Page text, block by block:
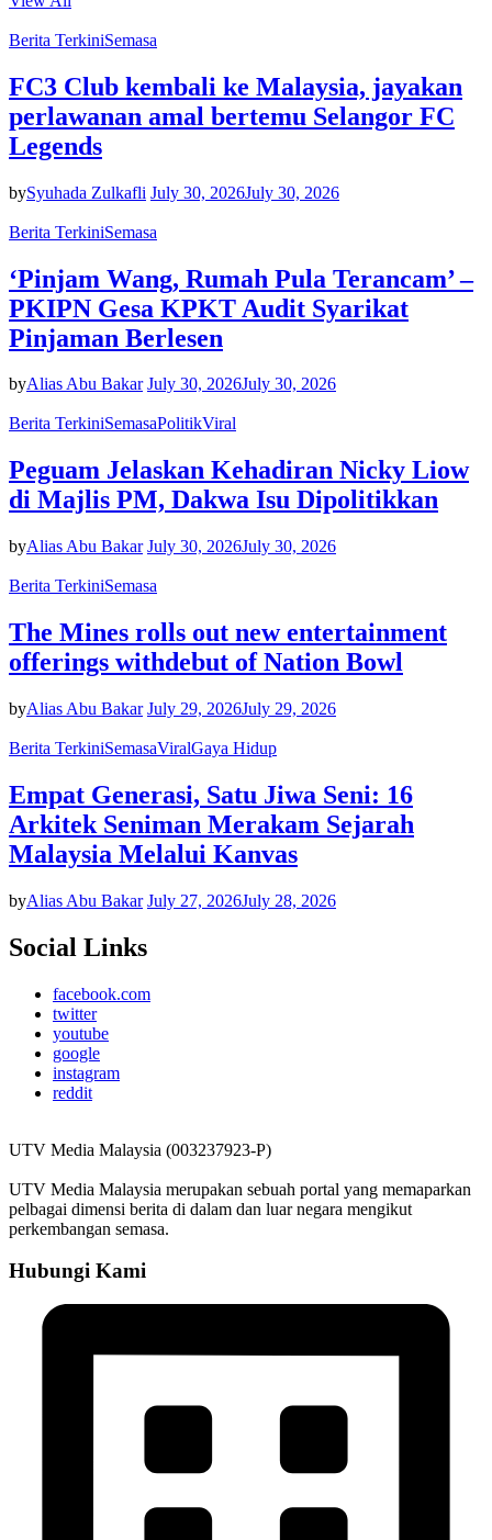
Berita TerkiniSemasa
FC3 Club kembali ke Malaysia, jayakan
perlawanan amal bertemu Selangor FC
Legends
bySyuhada Zulkafli July 30, 2026July 30, 2026
Berita TerkiniSemasa
‘Pinjam Wang, Rumah Pula Terancam’ –
PKIPN Gesa KPKT Audit Syarikat
Pinjaman Berlesen
byAlias Abu Bakar July 30, 2026July 30, 2026
Berita TerkiniSemasaPolitikViral
Peguam Jelaskan Kehadiran Nicky Liow
di Majlis PM, Dakwa Isu Dipolitikkan
byAlias Abu Bakar July 30, 2026July 30, 2026
Berita TerkiniSemasa
The Mines rolls out new entertainment
offerings withdebut of Nation Bowl
byAlias Abu Bakar July 29, 2026July 29, 2026
Berita TerkiniSemasaViralGaya Hidup
Empat Generasi, Satu Jiwa Seni: 16
Arkitek Seniman Merakam Sejarah
Malaysia Melalui Kanvas
byAlias Abu Bakar July 27, 2026July 28, 2026
Social Links
facebook.com
twitter
youtube
google
instagram
reddit
UTV Media Malaysia (003237923-P)
UTV Media Malaysia merupakan sebuah portal yang memaparkan
pelbagai dimensi berita di dalam dan luar negara mengikut
perkembangan semasa.
Hubungi Kami